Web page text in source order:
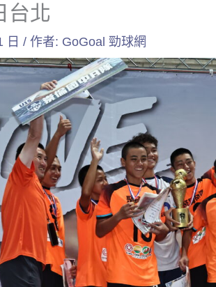
台北
日 / 作者: GoGoal 勁球網